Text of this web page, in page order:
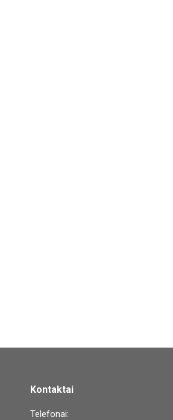
Kontaktai
Telefonai: